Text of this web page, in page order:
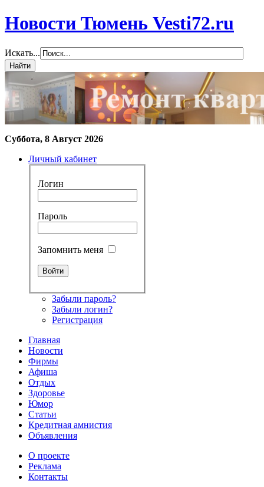
Новости Тюмень Vesti72.ru
Искать...
Суббота, 8 Август 2026
Личный кабинет
Логин
Пароль
Запомнить меня
Забыли пароль?
Забыли логин?
Регистрация
Главная
Новости
Фирмы
Афиша
Отдых
Здоровье
Юмор
Статьи
Кредитная амнистия
Объявления
О проекте
Реклама
Контакты